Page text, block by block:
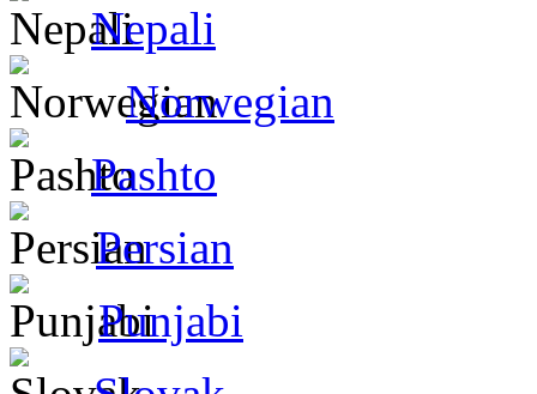
Nepali
Norwegian
Pashto
Persian
Punjabi